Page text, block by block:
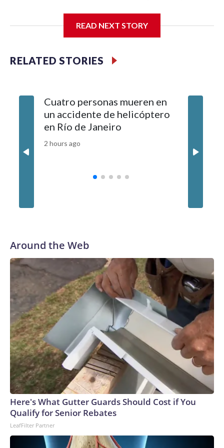
READ NEXT STORY
RELATED STORIES
Cuatro personas mueren en
un accidente de helicóptero
en Río de Janeiro
2 hours ago
3 hours
Around the Web
Here's What Gutter Guards Should Cost if You
Qualify for Senior Rebates
LeafFilter Partner